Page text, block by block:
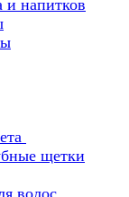
и напитков
щетки
волос